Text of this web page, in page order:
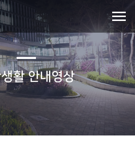
활 안내영상